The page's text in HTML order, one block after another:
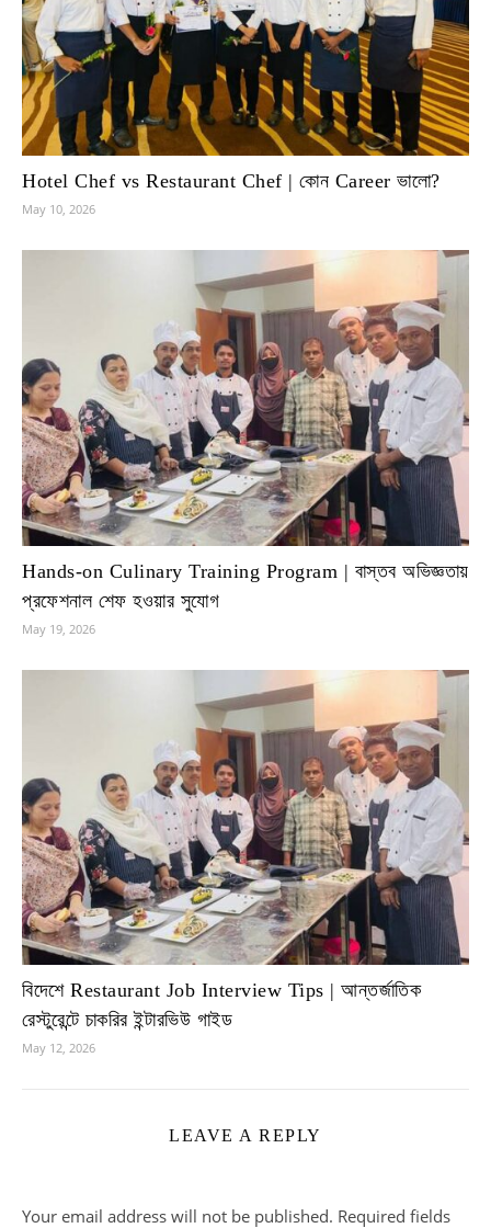
Hotel Chef vs Restaurant Chef | কোন Career ভালো?
May 10, 2026
Hands-on Culinary Training Program | বাস্তব অভিজ্ঞতায়
প্রফেশনাল শেফ হওয়ার সুযোগ
May 19, 2026
বিদেশে Restaurant Job Interview Tips | আন্তর্জাতিক
রেস্টুরেন্টে চাকরির ইন্টারভিউ গাইড
May 12, 2026
LEAVE A REPLY
Your email address will not be published. Required fields